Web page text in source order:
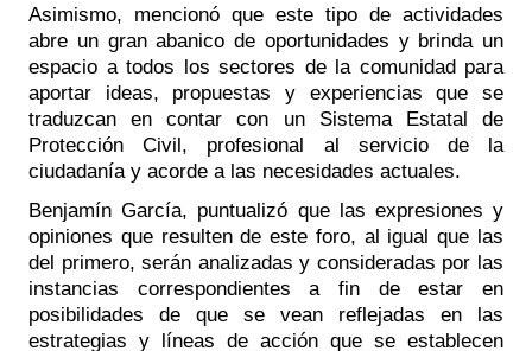
Asimismo, mencionó que este tipo de actividades
abre un gran abanico de oportunidades y brinda un
espacio a todos los sectores de la comunidad para
aportar ideas, propuestas y experiencias que se
traduzcan en contar con un Sistema Estatal de
Protección Civil, profesional al servicio de la
ciudadanía y acorde a las necesidades actuales.
Benjamín García, puntualizó que las expresiones y
opiniones que resulten de este foro, al igual que las
del primero, serán analizadas y consideradas por las
instancias correspondientes a fin de estar en
posibilidades de que se vean reflejadas en las
estrategias y líneas de acción que se establecen